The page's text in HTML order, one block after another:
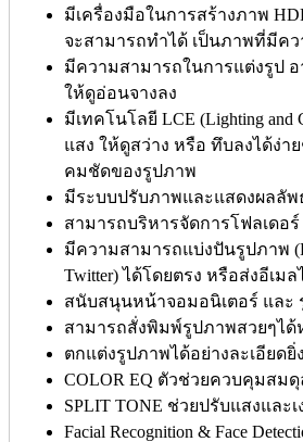
มีเครื่องมือในการสร้างภาพ
จะสามารถทำได้ เป็นภาพที่มีค
มีความสามารถในการแต่งรูป
ให้ดูอ่อนจางลง
มีเทคโนโลยี LCE (Lighting
แสง ให้ดูสว่าง หรือ ทึบลงได้ง่า
คมชัดของรูปภาพ
มีระบบปรับภาพและแสดงผลลัพธ์
สามารถบริหารจัดการโฟลเดอ
มีความสามารถแบ่งปันรูปภาพ
Twitter) ได้โดยตรง หรือส่งอีเมล
สนับสนุนหน้าจอมอนิเตอร์ และ
สามารถสั่งพิมพ์รูปภาพสวยๆไ
ตกแต่งรูปภาพได้อย่างละเอียดยิ่
COLOR EQ ตัวช่วยควบคุมส
SPLIT TONE ช่วยปรับแสงแล
Facial Recognition & Face